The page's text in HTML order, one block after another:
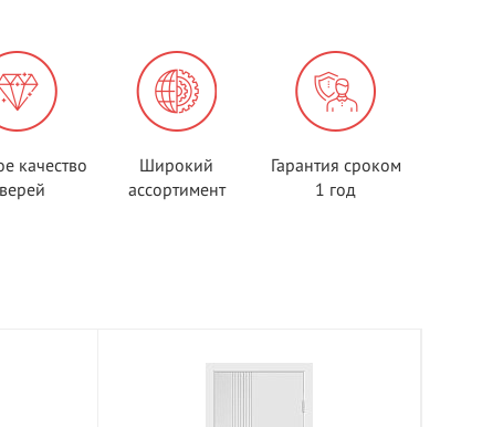
качество
Широкий
ассортимент
Гарантия сроком
1 год